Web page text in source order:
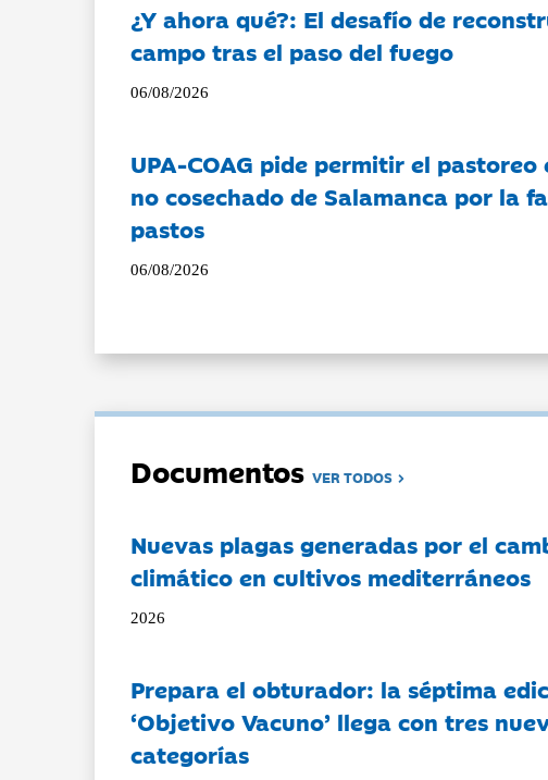
¿Y ahora qué?: El desafío de
campo tras el paso del fuego
06/08/2026
UPA-COAG pide permitir el pastoreo
no cosechado de Salamanca por la
pastos
06/08/2026
DocumentosVER TODOS
Nuevas plagas generadas por el
climático en cultivos mediterráneos
2026
Prepara el obturador: la séptima
‘Objetivo Vacuno’ llega con tres
categorías